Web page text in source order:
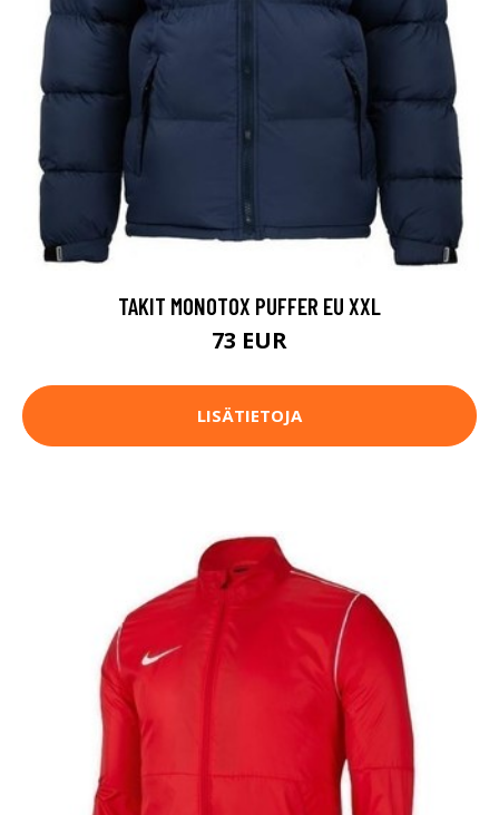
TAKIT MONOTOX PUFFER EU XXL
73 EUR
LISÄTIETOJA